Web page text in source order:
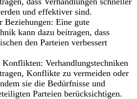
und effektiver sind.
Beziehungen: Eine gute
kann dazu beitragen, dass
den Parteien verbessert
Verhandlungstechniken
Konflikte zu vermeiden oder
sie die Bedürfnisse und
Parteien berücksichtigen.